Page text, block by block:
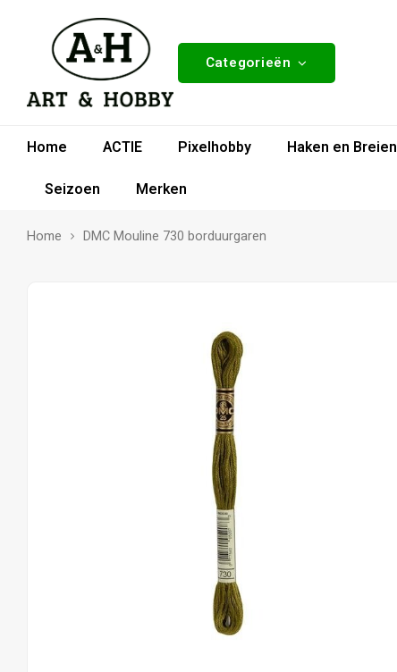
Categorieën
Home ACTIE Pixelhobby Haken en Breien
Seizoen
Merken
Home DMC Mouline 730 borduurgaren